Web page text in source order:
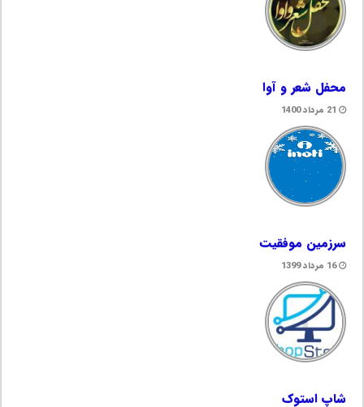
محفل شعر و آوا
21 مرداد 1400
سرزمین موفقیت
16 مرداد 1399
شاپ استوک